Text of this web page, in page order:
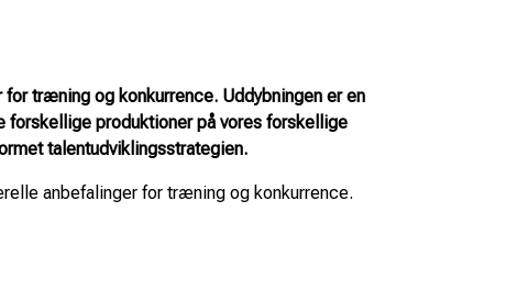
træning og konkurrence. Uddybningen er en
forskellige produktioner på vores forskellige
talentudviklingsstrategien.
anbefalinger for træning og konkurrence.